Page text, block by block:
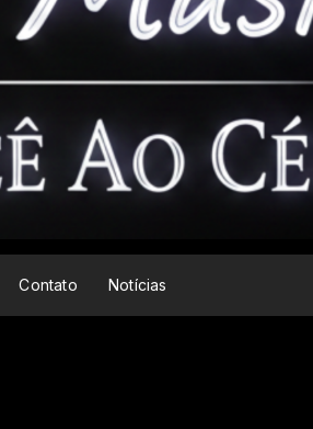
Contato Notícias